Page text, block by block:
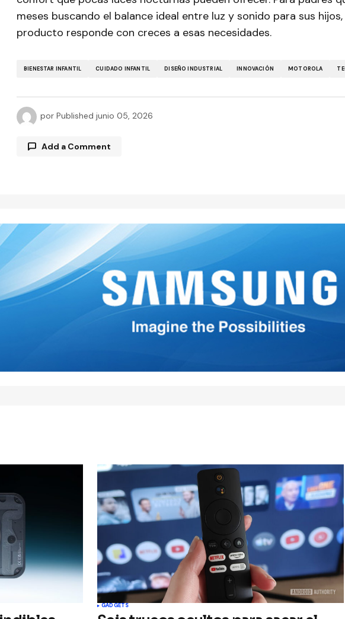
meses buscando el balance ideal entre luz y sonido para sus
producto responde con creces a esas necesidades.
BIENESTAR INFANTIL CUIDADO INFANTIL DISEÑO INDUSTRIAL INNOVACIÓN MOTOROLA
por Published junio 05, 2026
Add a Comment
*
Your E-mail*
próxima vez que comente.
GADGETS